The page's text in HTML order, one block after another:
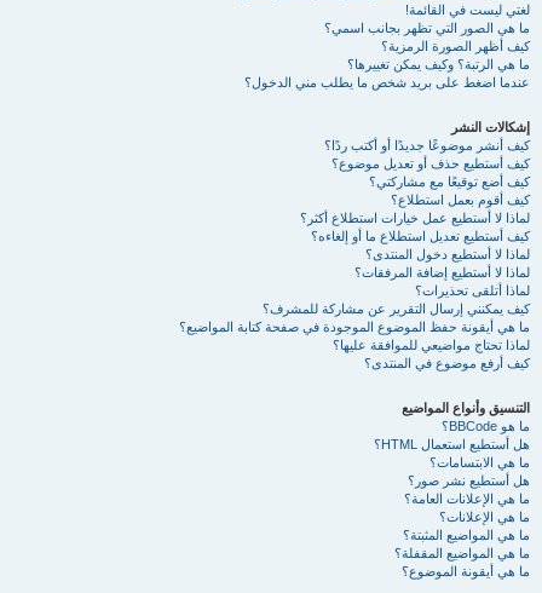
لغتي ليست في القائمة!
ما هي الصور التي تظهر بجانب اسمي؟
كيف أظهر الصورة الرمزية؟
ما هي الرتبة؟ وكيف يمكن تغييرها؟
عندما اضغط على بريد شخص ما يطلب مني الدخول؟
إشكالات النشر
كيف أنشر موضوعًا جديدًا أو أكتب ردًا؟
كيف أستطيع حذف أو تعديل موضوع؟
كيف أضع توقيعًا مع مشاركتي؟
كيف أقوم بعمل استطلاع؟
لماذا لا أستطيع عمل خيارات استطلاع أكثر؟
كيف أستطيع تعديل استطلاع ما أو إلغاءه؟
لماذا لا أستطيع دخول المنتدى؟
لماذا لا أستطيع إضافة المرفقات؟
لماذا أتلقى تحذيرات؟
كيف يمكنني إرسال التقرير عن مشاركة للمشرف؟
ما هي أيقونة حفظ الموضوع الموجودة في صفحة كتابة المواضيع؟
لماذا تحتاج مواضيعي للموافقة عليها؟
كيف أرفع موضوع في المنتدى؟
التنسيق وأنواع المواضيع
ما هو BBCode؟
هل أستطيع استعمال HTML؟
ما هي الابتسامات؟
هل أستطيع نشر صور؟
ما هي الإعلانات العامة؟
ما هي الإعلانات؟
ما هي المواضيع المثبتة؟
ما هي المواضيع المقفلة؟
ما هي أيقونة الموضوع؟